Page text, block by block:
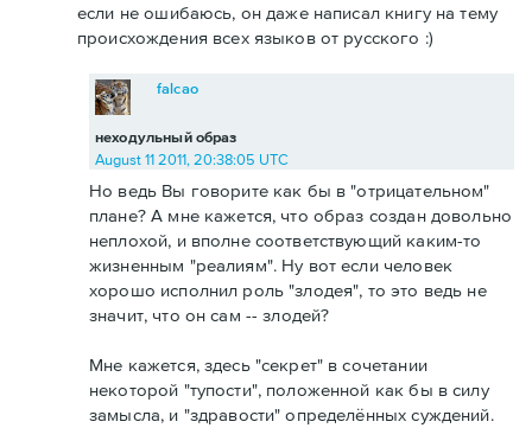
если не ошибаюсь, он даже написал книгу на тему
происхождения всех языков от русского :)
неходульный образ
falcao
August 11 2011, 20:38:05 UTC
Но ведь Вы говорите как бы в "отрицательном"
плане? А мне кажется, что образ создан довольно
неплохой, и вполне соответствующий каким-то
жизненным "реалиям". Ну вот если человек
хорошо исполнил роль "злодея", то это ведь не
значит, что он сам -- злодей?
Мне кажется, здесь "секрет" в сочетании
некоторой "тупости", положенной как бы в силу
замысла, и "здравости" определённых суждений.